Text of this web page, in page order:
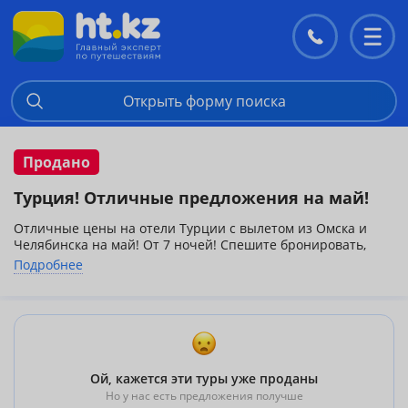
Контакты
меню
Открыть форму поиска
Продано
Турция! Отличные предложения на май!
Отличные цены на отели Турции с вылетом из Омска и
Челябинска на май! От 7 ночей! Спешите бронировать,
море и солнце ждут Вас!!!
Отели 4*
MAGIC SUN 4* 647$
SUNMERRY HOTEL 4* 652$
KEMER MILLENNIUM PALACE 4* 686$
GELIDONYA PARK MAGIC DREAM 4* 720$
FAME RESIDENCE PARK 4* 805$
Подробнее
Ой, кажется эти туры уже проданы
Но у нас есть предложения получше